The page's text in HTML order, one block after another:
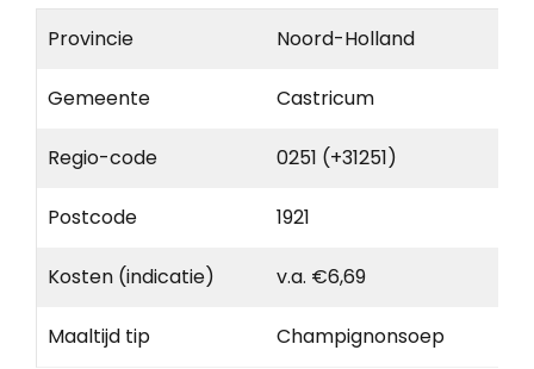
Provincie Noord-Holland
Gemeente Castricum
Regio-code 0251 (+31251)
Postcode 1921
Kosten (indicatie) v.a. €6,69
Maaltijd tip Champignonsoep